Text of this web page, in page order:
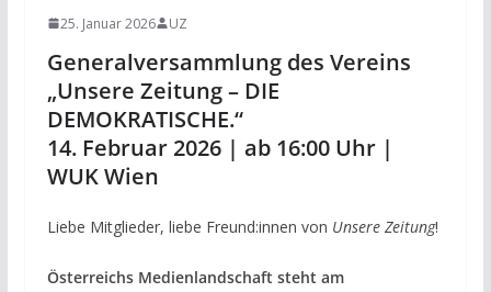
25. Januar 2026 UZ
Generalversammlung des Vereins
„Unsere Zeitung – DIE
DEMOKRATISCHE.“
14. Februar 2026 | ab 16:00 Uhr |
WUK Wien
Liebe Mitglieder, liebe Freund:innen von Unsere Zeitung!
Österreichs Medienlandschaft steht am